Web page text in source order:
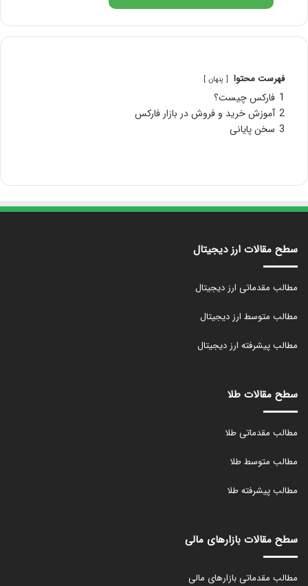
فهرست محتوا پنهان
1 فارکس چیست؟
2 آموزش خرید و فروش در بازار فارکس
3 سخن پایانی
سطح مقالات ارز دیجیتال
مطالب مقدماتی ارز دیجیتال
مطالب متوسط ارز دیجیتال
مطالب پیشرفته ارز دیجیتال
سطح مقالات طلا
مطالب مقدماتی طلا
مطالب متوسط طلا
مطالب پیشرفته طلا
سطح مقالات بازارهای مالی
مطالب مقدماتی بازارهای مالی